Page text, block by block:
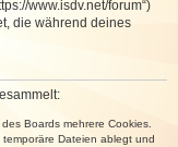
www.isdv.net/forum“)
die während deines
Boards mehrere Cookies.
Dateien ablegt und